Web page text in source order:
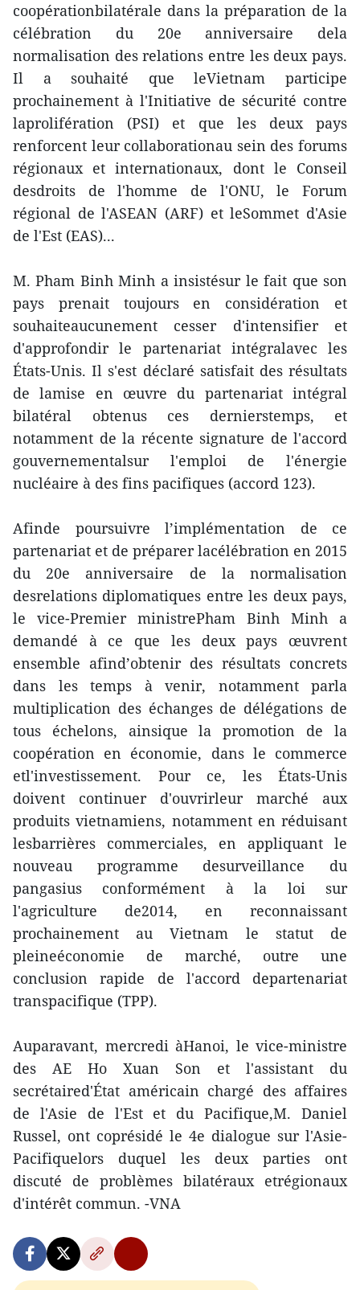
coopérationbilatérale dans la préparation de la
célébration du 20e anniversaire dela
normalisation des relations entre les deux pays.
Il a souhaité que leVietnam participe
prochainement à l'Initiative de sécurité contre
laprolifération (PSI) et que les deux pays
renforcent leur collaborationau sein des forums
régionaux et internationaux, dont le Conseil
desdroits de l'homme de l'ONU, le Forum
régional de l'ASEAN (ARF) et leSommet d'Asie
de l'Est (EAS)...
M. Pham Binh Minh a insistésur le fait que son
pays prenait toujours en considération et
souhaiteaucunement cesser d'intensifier et
d'approfondir le partenariat intégralavec les
États-Unis. Il s'est déclaré satisfait des résultats
de lamise en œuvre du partenariat intégral
bilatéral obtenus ces dernierstemps, et
notamment de la récente signature de l'accord
gouvernementalsur l'emploi de l'énergie
nucléaire à des fins pacifiques (accord 123).
Afinde poursuivre l’implémentation de ce
partenariat et de préparer lacélébration en 2015
du 20e anniversaire de la normalisation
desrelations diplomatiques entre les deux pays,
le vice-Premier ministrePham Binh Minh a
demandé à ce que les deux pays œuvrent
ensemble afind’obtenir des résultats concrets
dans les temps à venir, notamment parla
multiplication des échanges de délégations de
tous échelons, ainsique la promotion de la
coopération en économie, dans le commerce
etl'investissement. Pour ce, les États-Unis
doivent continuer d'ouvrirleur marché aux
produits vietnamiens, notamment en réduisant
lesbarrières commerciales, en appliquant le
nouveau programme desurveillance du
pangasius conformément à la loi sur
l'agriculture de2014, en reconnaissant
prochainement au Vietnam le statut de
pleineéconomie de marché, outre une
conclusion rapide de l'accord departenariat
transpacifique (TPP).
Auparavant, mercredi àHanoi, le vice-ministre
des AE Ho Xuan Son et l'assistant du
secrétaired'État américain chargé des affaires
de l'Asie de l'Est et du Pacifique,M. Daniel
Russel, ont coprésidé le 4e dialogue sur l'Asie-
Pacifiquelors duquel les deux parties ont
discuté de problèmes bilatéraux etrégionaux
d'intérêt commun. -VNA